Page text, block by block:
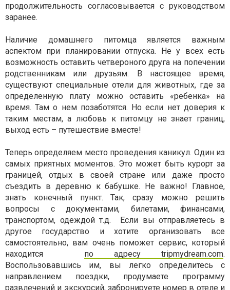
продолжительность согласовывается с руководством
заранее.
Наличие домашнего питомца является важным
аспектом при планировании отпуска. Не у всех есть
возможность оставить четвероного друга на попечении
родственникам или друзьям. В настоящее время,
существуют специальные отели для животных, где за
определенную плату можно оставить «ребенка» на
время. Там о нем позаботятся. Но если нет доверия к
таким местам, а любовь к питомцу не знает границ,
выход есть – путешествие вместе!
Теперь определяем место проведения каникул. Один из
самых приятных моментов. Это может быть курорт за
границей, отдых в своей стране или даже просто
съездить в деревню к бабушке. Не важно! Главное,
знать конечный пункт. Так, сразу можно решить
вопросы с документами, билетами, финансами,
транспортом, одеждой т.д. Если вы отправляетесь в
другое государство и хотите организовать все
самостоятельно, вам очень поможет сервис, который
находится по адресу tripmydream.com.
Воспользовавшись им, вы легко определитесь с
направлением поездки, продумаете программу
развлечений и экскурсий, забронируете номер в отеле и